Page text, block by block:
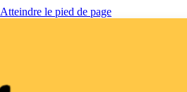
Atteindre le pied de page